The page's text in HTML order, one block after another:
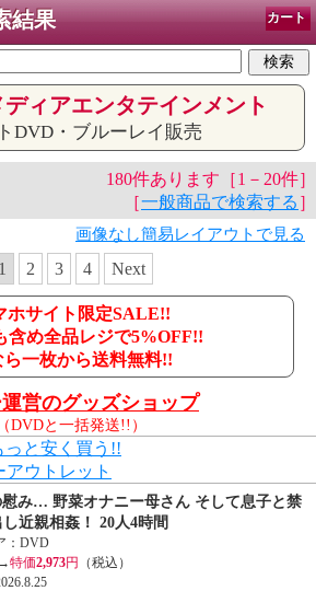
結果 カート
ィアエンタテインメント
DVD・ブルーレイ販売
180件あります［1－20件］
［一般商品で検索する ］
画像なし簡易レイアウトで見る
1 2 3 4 Next
ホサイト限定SALE!!
含め全品レジで5%OFF!!
ら一枚から送料無料!!
営のグッズショップ
（DVDと一括発送!!）
っと安く買う!!
アウトレット
み… 野菜オナニー母さん そして息子と禁
近親相姦！ 20人4時間
：DVD
特価2,973円
（税込）